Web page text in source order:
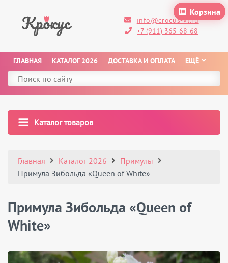
Корзина
info@crocus-vl.ru
+7 (911) 365-68-68
ГЛАВНАЯ КАТАЛОГ 2026 ДОСТАВКА И ОПЛАТА ЕЩЁ
Каталог товаров
Главная Каталог 2026
Примулы
Примула Зибольда «Queen of White»
Примула Зибольда «Queen of
White»